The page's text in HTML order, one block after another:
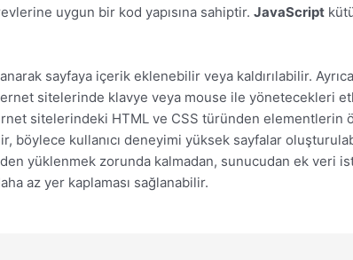
uygun bir kod yapısına sahiptir. JavaScript
sayfaya içerik eklenebilir veya kaldırılabilir.
sitelerinde klavye veya mouse ile yönetecekleri
sitelerindeki HTML ve CSS türünden elementlerin
böylece kullanıcı deneyimi yüksek sayfalar
yüklenmek zorunda kalmadan, sunucudan ek veri
az yer kaplaması sağlanabilir.